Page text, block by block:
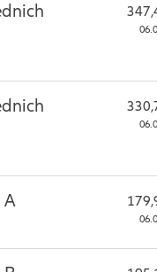
A